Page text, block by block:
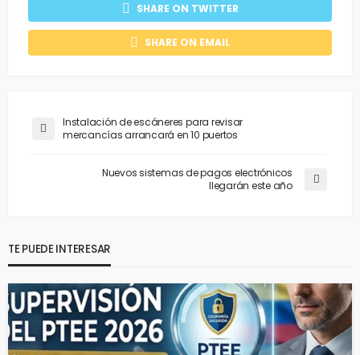
SHARE ON TWITTER
SHARE ON EMAIL
Instalación de escáneres para revisar
mercancías arrancará en 10 puertos
Nuevos sistemas de pagos electrónicos
llegarán este año
TE PUEDE INTERESAR